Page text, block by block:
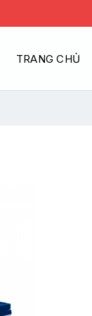
TRANG CHỦ